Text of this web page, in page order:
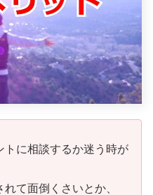
トに相談するか迷う時が
て面倒くさいとか、